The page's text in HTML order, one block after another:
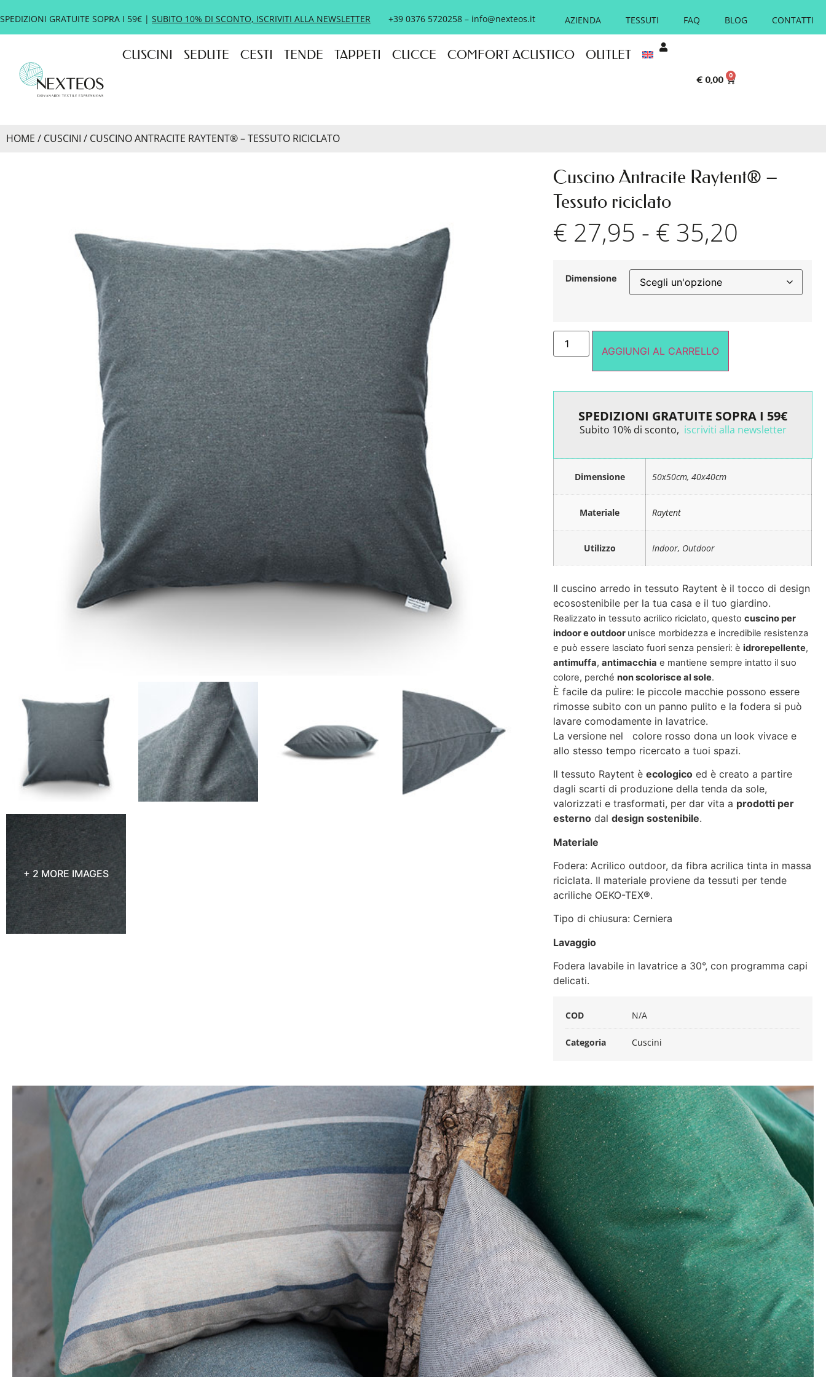
SPEDIZIONI GRATUITE SOPRA I 59€ | SUBITO 10% DI SCONTO, ISCRIVITI ALLA NEWSLETTER +39 0376 5720258– info@nexteos.it AZIENDA TESSUTI FAQ BLOG CONTATTI
CUSCINI SEDUTE CESTI TENDE TAPPETI CUCCE COMFORT ACUSTICO OUTLET
€0,00 0
HOME / CUSCINI / CUSCINO ANTRACITE RAYTENT® – TESSUTO RICICLATO
+ 2 MORE IMAGES
Cuscino Antracite Raytent® –
Tessuto riciclato
€ 27,95 - € 35,20
Dimensione
AGGIUNGI AL CARRELLO
SPEDIZIONI GRATUITE SOPRA I 59€
Subito 10% di sconto, iscriviti alla newsletter
Dimensione 50x50cm, 40x40cm
Materiale Raytent
Utilizzo Indoor, Outdoor
Il cuscino arredo in tessuto Raytent è il tocco di design
ecosostenibile per la tua casa e il tuo giardino.
Realizzato in tessuto acrilico riciclato, questocuscino per
indoor e outdoor unisce morbidezza e incredibile resistenza
e può essere lasciato fuori senza pensieri: èidrorepellente,
antimuffa,antimacchia e mantiene sempre intatto il suo
colore, perchénon scolorisce al sole.
È facile da pulire: le piccole macchie possono essere
rimosse subito con un panno pulito e la fodera si può
lavare comodamente in lavatrice.
La versione nel colore rosso dona un look vivace e
allo stesso tempo ricercato a tuoi spazi.
Il tessuto Raytent èecologico ed è creato a partire
dagli scarti di produzione della tenda da sole,
valorizzati e trasformati, per dar vita a prodotti per
esterno daldesign sostenibile.
Materiale
Fodera: Acrilico outdoor, da fibra acrilica tinta in massa
riciclata. Il materiale proviene da tessuti per tende
acriliche OEKO-TEX®.
Tipo di chiusura: Cerniera
Lavaggio
Fodera lavabile in lavatrice a 30°, con programma capi
delicati.
COD N/A
Categoria Cuscini